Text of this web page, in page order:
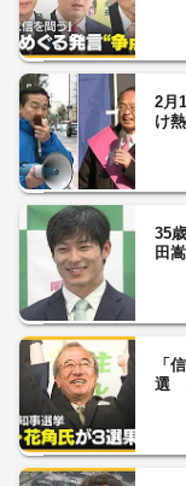
2月
け
35
田
「
選